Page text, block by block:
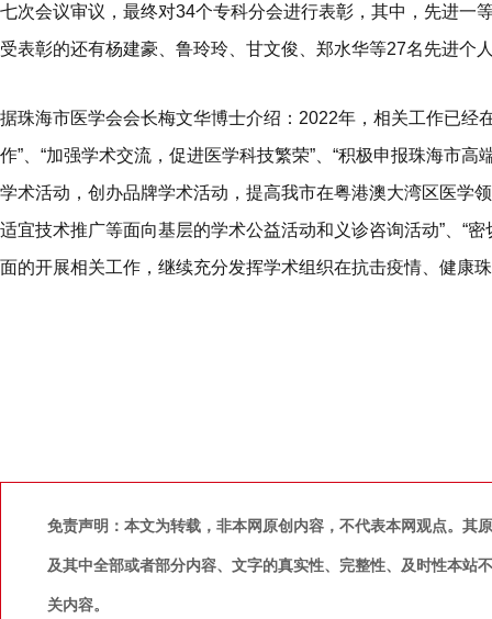
七次会议审议，最终对34个专科分会进行表彰，其中，先进一
受表彰的还有杨建豪、鲁玲玲、甘文俊、郑水华等27名先进个
据珠海市医学会会长梅文华博士介绍：2022年，相关工作已经
作”、“加强学术交流，促进医学科技繁荣”、“积极申报珠海市
学术活动，创办品牌学术活动，提高我市在粤港澳大湾区医学
适宜技术推广等面向基层的学术公益活动和义诊咨询活动”、“
面的开展相关工作，继续充分发挥学术组织在抗击疫情、健康
免责声明：本文为转载，非本网原创内容，不代表本网观点。其
及其中全部或者部分内容、文字的真实性、完整性、及时性本站
关内容。